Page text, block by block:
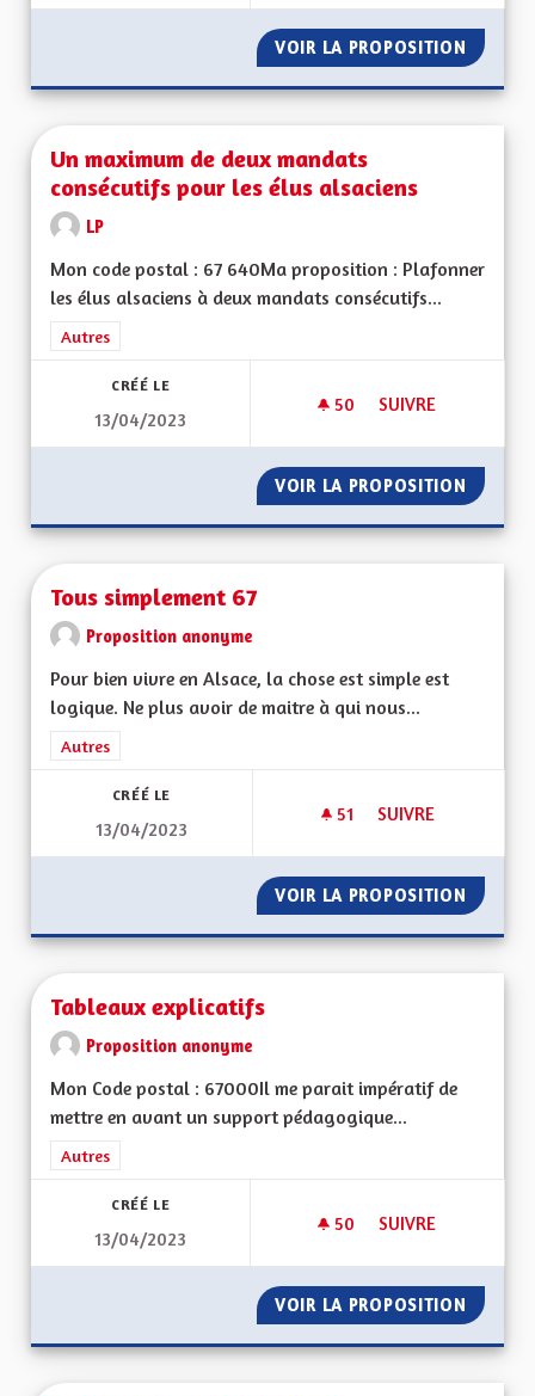
VOIR LA PROPOSITION UN
Un maximum de deux mandats
consécutifs pour les élus alsaciens
LP
Mon code postal : 67 640Ma proposition : Plafonner
les élus alsaciens à deux mandats consécutifs...
Filtrer les résultats de la catégorie : Autres
Autres
CRÉÉ LE
13/04/2023
50 50 ABONNÉS
SUIVRE
VOIR LA PROPOSITION UN
Tous simplement 67
Proposition anonyme
Pour bien vivre en Alsace, la chose est simple est
logique. Ne plus avoir de maitre à qui nous...
Filtrer les résultats de la catégorie : Autres
Autres
CRÉÉ LE
13/04/2023
51 51 ABONNÉS
SUIVRE
VOIR LA PROPOSITION TOUS
Tableaux explicatifs
Proposition anonyme
Mon Code postal : 67000Il me parait impératif de
mettre en avant un support pédagogique...
Filtrer les résultats de la catégorie : Autres
Autres
CRÉÉ LE
13/04/2023
50 50 ABONNÉS
SUIVRE
VOIR LA PROPOSITION